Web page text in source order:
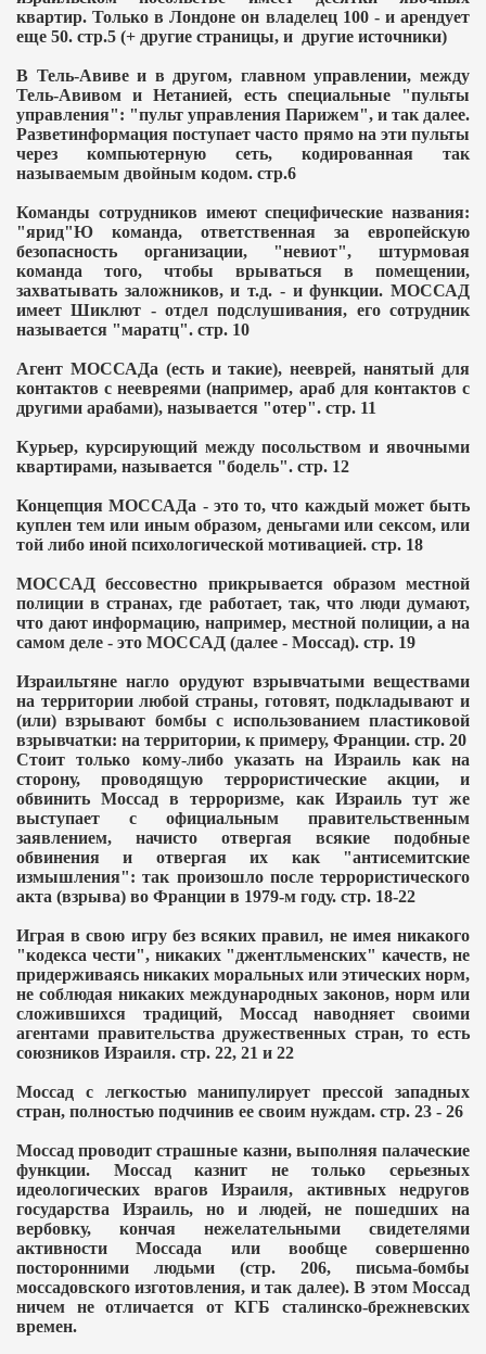
квартир. Только в Лондоне он владелец 100 - и арендует
еще 50. стр.5 (+ другие страницы, и другие источники)
В Тель-Авиве и в другом, главном управлении, между
Тель-Авивом и Нетанией, есть специальные "пульты
управления": "пульт управления Парижем", и так далее.
Разветинформация поступает часто прямо на эти пульты
через компьютерную сеть, кодированная так
называемым двойным кодом. стр.6
Команды сотрудников имеют специфические названия:
"ярид"Ю команда, ответственная за европейскую
безопасность организации, "невиот", штурмовая
команда того, чтобы врываться в помещении,
захватывать заложников, и т.д. - и функции. МОССАД
имеет Шиклют - отдел подслушивания, его сотрудник
называется "маратц". стр. 10
Агент МОССАДа (есть и такие), нееврей, нанятый для
контактов с неевреями (например, араб для контактов с
другими арабами), называется "отер". стр. 11
Курьер, курсирующий между посольством и явочными
квартирами, называется "бодель". стр. 12
Концепция МОССАДа - это то, что каждый может быть
куплен тем или иным образом, деньгами или сексом, или
той либо иной психологической мотивацией. стр. 18
МОССАД бессовестно прикрывается образом местной
полиции в странах, где работает, так, что люди думают,
что дают информацию, например, местной полиции, а на
самом деле - это МОССАД (далее - Моссад). стр. 19
Израильтяне нагло орудуют взрывчатыми веществами
на территории любой страны, готовят, подкладывают и
(или) взрывают бомбы с использованием пластиковой
взрывчатки: на территории, к примеру, Франции. стр. 20
Стоит только кому-либо указать на Израиль как на
сторону, проводящую террористические акции, и
обвинить Моссад в терроризме, как Израиль тут же
выступает с официальным правительственным
заявлением, начисто отвергая всякие подобные
обвинения и отвергая их как "антисемитские
измышления": так произошло после террористического
акта (взрыва) во Франции в 1979-м году. стр. 18-22
Играя в свою игру без всяких правил, не имея никакого
"кодекса чести", никаких "джентльменских" качеств, не
придерживаясь никаких моральных или этических норм,
не соблюдая никаких международных законов, норм или
сложившихся традиций, Моссад наводняет своими
агентами правительства дружественных стран, то есть
союзников Израиля. стр. 22, 21 и 22
Моссад с легкостью манипулирует прессой западных
стран, полностью подчинив ее своим нуждам. стр. 23 - 26
Моссад проводит страшные казни, выполняя палаческие
функции. Моссад казнит не только серьезных
идеологических врагов Израиля, активных недругов
государства Израиль, но и людей, не пошедших на
вербовку, кончая нежелательными свидетелями
активности Моссада или вообще совершенно
посторонними людьми (стр. 206, письма-бомбы
моссадовского изготовления, и так далее). В этом Моссад
ничем не отличается от КГБ сталинско-брежневских
времен.